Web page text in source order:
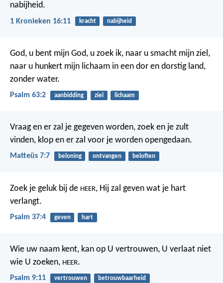
nabijheid.
1 Kronieken 16:11 kracht nabijheid
God, u bent mijn God, u zoek ik, naar u smacht mijn ziel,
naar u hunkert mijn lichaam in een dor en dorstig land,
zonder water.
Psalm 63:2 aanbidding ziel lichaam
Vraag en er zal je gegeven worden, zoek en je zult
vinden, klop en er zal voor je worden opengedaan.
Matteüs 7:7 beloning ontvangen beloften
Zoek je geluk bij de HEER, Hij zal geven wat je hart
verlangt.
Psalm 37:4 geven hart
Wie uw naam kent, kan op U vertrouwen, U verlaat niet
wie U zoeken, HEER.
Psalm 9:11 vertrouwen betrouwbaarheid